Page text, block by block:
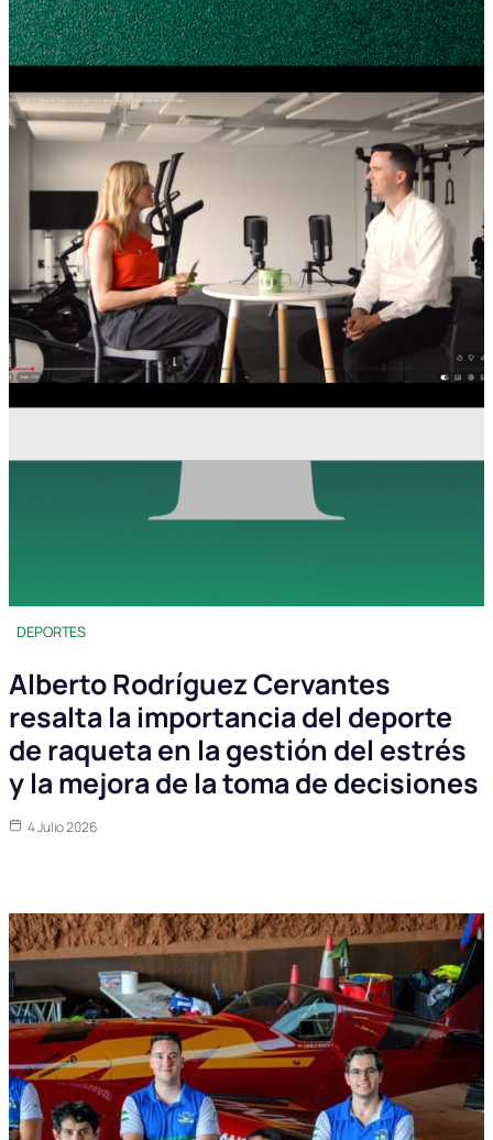
DEPORTES
Alberto Rodríguez Cervantes
resalta la importancia del deporte
de raqueta en la gestión del estrés
y la mejora de la toma de decisiones
4 Julio 2026